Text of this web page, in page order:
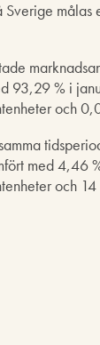
Sverige målas
93,29 % i
och
med 4,46
och